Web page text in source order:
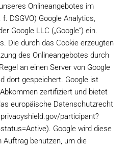
Onlineangebotes im
DSGVO) Google Analytics,
Google LLC („Google“) ein.
Die durch das Cookie erzeugten
des Onlineangebotes durch
an einen Server von Google
dort gespeichert. Google ist
zertifiziert und bietet
europäische Datenschutzrecht
participant?
Google wird diese
benutzen, um die